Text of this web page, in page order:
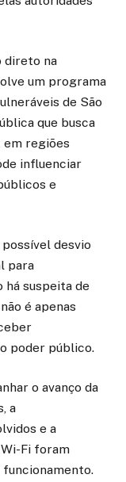
direto na
um programa
de São
que busca
regiões
influenciar
e
desvio
para
há suspeita de
é apenas
poder público.
o avanço da
a
e a
Fi foram